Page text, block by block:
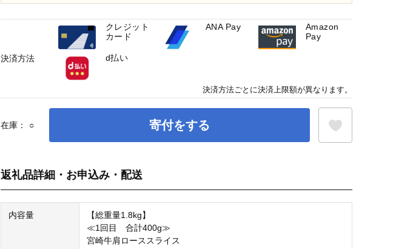
在庫： ○ 寄付をする
返礼品詳細・お申込み・配送
内容量
【総重量1.8kg】
≪1回目 合計400g≫
宮崎牛肩ローススライス
決済方法
クレジット
カード
ANA Pay
Amazon
Pay
d払い
決済方法ごとに決済上限額が異なります。